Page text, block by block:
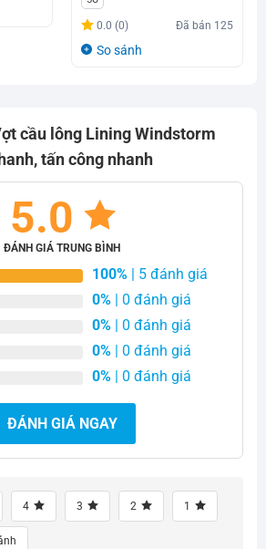
là:
2.160.000₫.
tại
là:
0.0 (0) Đã bán 125
So sánh
cầu lông Lining Windstorm
tấn công nhanh
5.0
ĐÁNH GIÁ TRUNG BÌNH
100% | 5 đánh giá
0% | 0 đánh giá
0% | 0 đánh giá
0% | 0 đánh giá
0% | 0 đánh giá
ĐÁNH GIÁ NGAY
4 3 2 1